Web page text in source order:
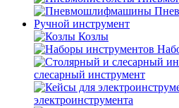
Ручной инструмент
Козлы
слесарный инструмент
электроинструмента